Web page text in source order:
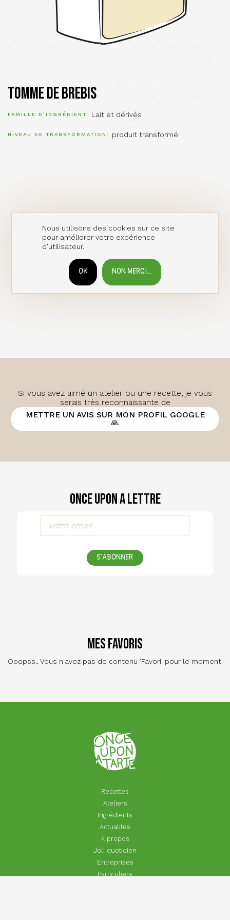
Tomme de brebis
FAMILLE D’INGRÉDIENT Lait et dérivés
NIVEAU DE TRANSFORMATION produit transformé
Si vous avez aimé un atelier ou une recette, je vous
serais très reconnaissante de
METTRE UN AVIS SUR MON PROFIL GOOGLE
🙏
Once Upon a Lettre
S'ABONNER
Mes favoris
Ooopss.. Vous n'avez pas de contenu 'Favori' pour le moment.
Recettes
Ateliers
Ingrédients
Actualités
A propos
Joli quotidien
Entreprises
Particuliers
Nous utilisons des cookies sur ce site
pour améliorer votre expérience
d'utilisateur.
NON MERCI...
OK
RETIRER LE CONSENTEMENT